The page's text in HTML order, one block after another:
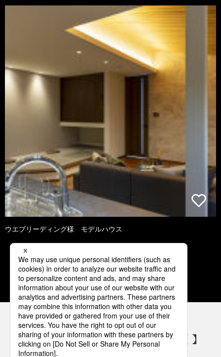
ウエブリーディング様 モデルハウス
1 2 3 4 5
パナソニックの電気設備 SNSアカウント